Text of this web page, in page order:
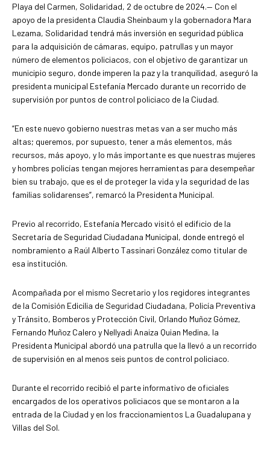
Playa del Carmen, Solidaridad, 2 de octubre de 2024.— Con el
apoyo de la presidenta Claudia Sheinbaum y la gobernadora Mara
Lezama, Solidaridad tendrá más inversión en seguridad pública
para la adquisición de cámaras, equipo, patrullas y un mayor
número de elementos policiacos, con el objetivo de garantizar un
municipio seguro, donde imperen la paz y la tranquilidad, aseguró la
presidenta municipal Estefanía Mercado durante un recorrido de
supervisión por puntos de control policiaco de la Ciudad.
“En este nuevo gobierno nuestras metas van a ser mucho más
altas; queremos, por supuesto, tener a más elementos, más
recursos, más apoyo, y lo más importante es que nuestras mujeres
y hombres policías tengan mejores herramientas para desempeñar
bien su trabajo, que es el de proteger la vida y la seguridad de las
familias solidarenses”, remarcó la Presidenta Municipal.
Previo al recorrido, Estefanía Mercado visitó el edificio de la
Secretaría de Seguridad Ciudadana Municipal, donde entregó el
nombramiento a Raúl Alberto Tassinari González como titular de
esa institución.
Acompañada por el mismo Secretario y los regidores integrantes
de la Comisión Edicilia de Seguridad Ciudadana, Policía Preventiva
y Tránsito, Bomberos y Protección Civil, Orlando Muñoz Gómez,
Fernando Muñoz Calero y Nellyadi Anaiza Quian Medina, la
Presidenta Municipal abordó una patrulla que la llevó a un recorrido
de supervisión en al menos seis puntos de control policiaco.
Durante el recorrido recibió el parte informativo de oficiales
encargados de los operativos policiacos que se montaron a la
entrada de la Ciudad y en los fraccionamientos La Guadalupana y
Villas del Sol.